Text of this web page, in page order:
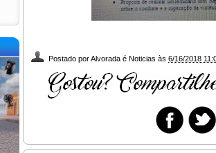
Postado porAlvorada é Noticias às 6/16/2018